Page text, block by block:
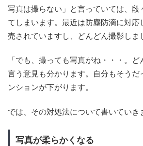
写真は撮らない」と言っていては、段
てしまいます。最近は防塵防滴に対応
売されていますし、どんどん撮影しま
「でも、撮っても写真がね・・・。ど
言う意見も分かります。自分もそうだ
ンションが下がります。
では、その対処法について書いていき
写真が柔らかくなる